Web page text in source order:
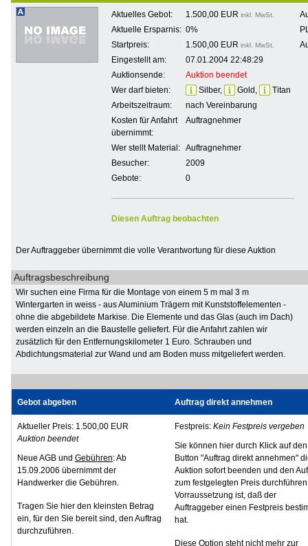
Aktuelles Gebot: 1.500,00 EUR inkl. MwSt.
Aktuelle Ersparnis: 0%
Startpreis:
1.500,00 EUR inkl. MwSt.
Eingestellt am:
07.01.2004 22:48:29
Auktionsende:
Auktion beendet
Wer darf bieten:
Silber, Gold,
Titan
Arbeitszeitraum:
nach Vereinbarung
Kosten für Anfahrt
übernimmt:
Auftragnehmer
Wer stellt Material: Auftragnehmer
Besucher:
2009
Gebote:
0
Diesen Auftrag beobachten
Der Auftraggeber übernimmt die volle Verantwortung für diese Auktion
Auftragsbeschreibung
Wir suchen eine Firma für die Montage von einem 5 m mal 3 m
Wintergarten in weiss - aus Aluminium Trägern mit Kunststoffelementen -
ohne die abgebildete Markise. Die Elemente und das Glas (auch im Dach)
werden einzeln an die Baustelle geliefert. Für die Anfahrt zahlen wir
zusätzlich für den Entfernungskilometer 1 Euro. Schrauben und
Abdichtungsmaterial zur Wand und am Boden muss mitgeliefert werden.
Gebot abgeben Auftrag direkt annehmen
Aktueller Preis: 1.500,00 EUR
Auktion beendet
Neue AGB und Gebühren: Ab
15.09.2006 übernimmt der
Handwerker die Gebühren.
Tragen Sie hier den kleinsten Betrag
ein, für den Sie bereit sind, den Auftrag
durchzuführen.
Festpreis: Kein Festpreis vergeben
Sie können hier durch Klick auf den
Button "Auftrag direkt annehmen"
Auktion sofort beenden und den
zum festgelegten Preis
Vorraussetzung ist, daß der
Auftraggeber einen Festpreis
hat.
Diese Option steht nicht mehr zur